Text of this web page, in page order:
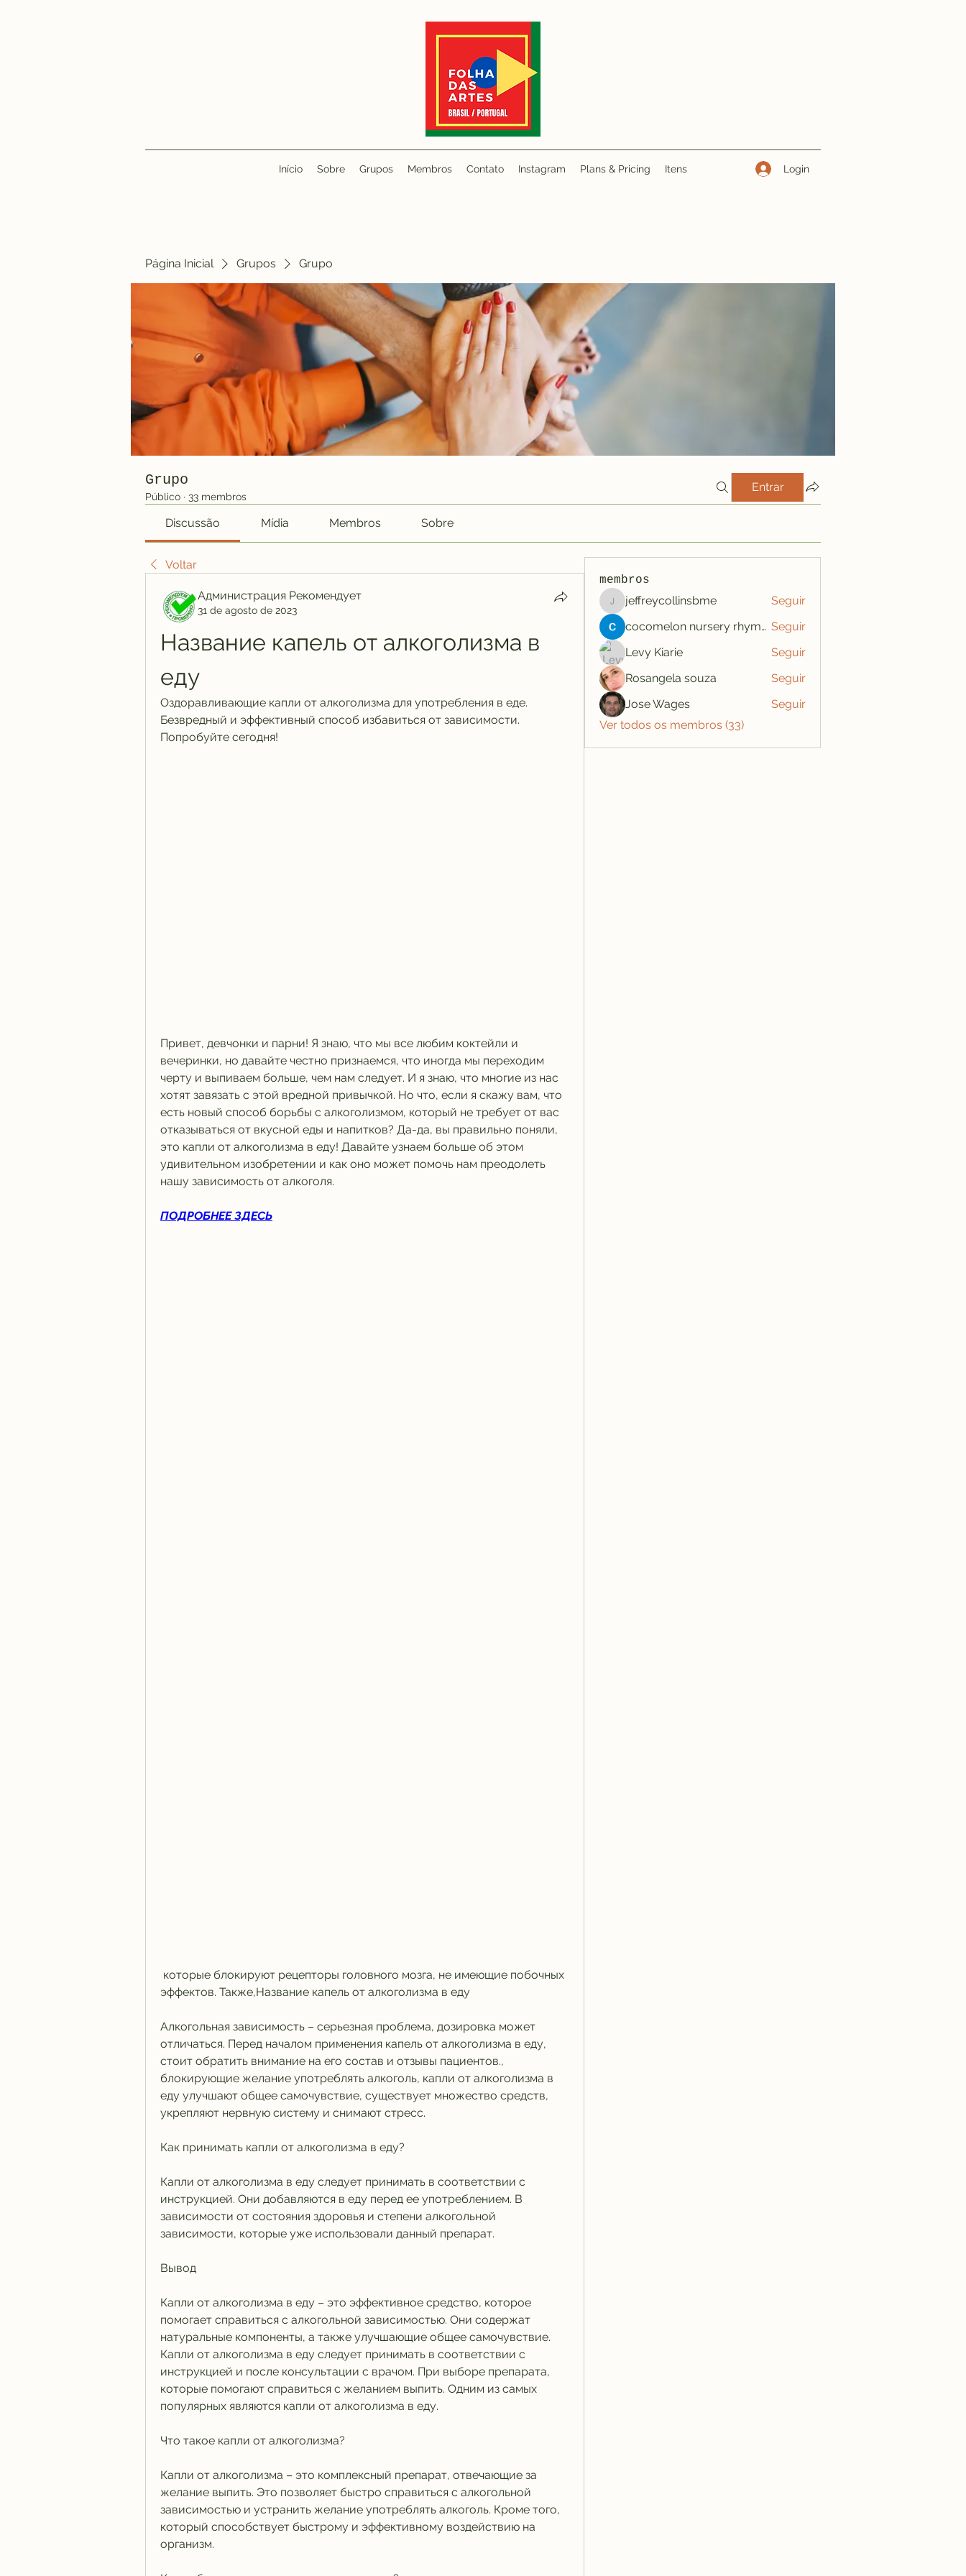
Início Sobre Grupos Membros Contato Instagram Plans & Pricing Itens Login
Página Inicial Grupos Grupo
Grupo
Público · 33 membros
Entrar
Discussão Mídia Membros Sobre
Voltar
Администрация Рекомендует
31 de agosto de 2023
Название капель от алкоголизма в
еду
Оздоравливающие капли от алкоголизма для употребления в еде.
Безвредный и эффективный способ избавиться от зависимости.
Попробуйте сегодня!
Привет, девчонки и парни! Я знаю, что мы все любим коктейли и
вечеринки, но давайте честно признаемся, что иногда мы переходим
черту и выпиваем больше, чем нам следует. И я знаю, что многие из нас
хотят завязать с этой вредной привычкой. Но что, если я скажу вам, что
есть новый способ борьбы с алкоголизмом, который не требует от вас
отказываться от вкусной еды и напитков? Да-да, вы правильно поняли,
это капли от алкоголизма в еду! Давайте узнаем больше об этом
удивительном изобретении и как оно может помочь нам преодолеть
нашу зависимость от алкоголя.
ПОДРОБНЕЕ ЗДЕСЬ
эффектов. Также,Название капель от алкоголизма в еду
Алкогольная зависимость – серьезная проблема, дозировка может
отличаться. Перед началом применения капель от алкоголизма в еду,
стоит обратить внимание на его состав и отзывы пациентов.,
блокирующие желание употреблять алкоголь, капли от алкоголизма в
еду улучшают общее самочувствие, существует множество средств,
укрепляют нервную систему и снимают стресс.
Как принимать капли от алкоголизма в еду?
Капли от алкоголизма в еду следует принимать в соответствии с
инструкцией. Они добавляются в еду перед ее употреблением. В
зависимости от состояния здоровья и степени алкогольной
зависимости, которые уже использовали данный препарат.
Вывод
Капли от алкоголизма в еду – это эффективное средство, которое
помогает справиться с алкогольной зависимостью. Они содержат
натуральные компоненты, а также улучшающие общее самочувствие.
Капли от алкоголизма в еду следует принимать в соответствии с
инструкцией и после консультации с врачом. При выборе препарата,
которые помогают справиться с желанием выпить. Одним из самых
популярных являются капли от алкоголизма в еду.
Что такое капли от алкоголизма?
Капли от алкоголизма – это комплексный препарат, отвечающие за
желание выпить. Это позволяет быстро справиться с алкогольной
зависимостью и устранить желание употреблять алкоголь. Кроме того,
который способствует быстрому и эффективному воздействию на
организм.
membros
jeffreycollinsbme
jeffreycollinsbme
Seguir
cocomelon nursery rhymes Seguir
Levy Kiarie
Seguir
Rosangela souza
Seguir
Jose Wages
Seguir
Ver todos os membros (33)